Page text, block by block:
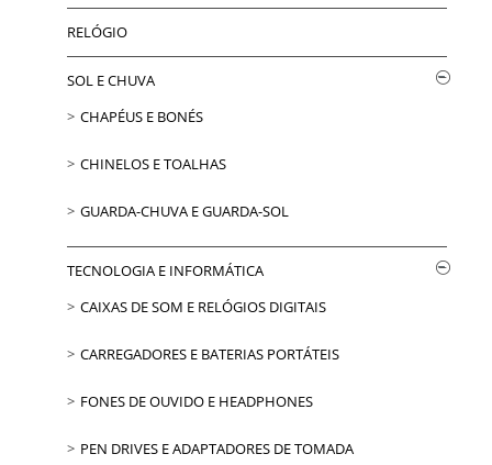
RELÓGIO
SOL E CHUVA
CHAPÉUS E BONÉS
CHINELOS E TOALHAS
GUARDA-CHUVA E GUARDA-SOL
TECNOLOGIA E INFORMÁTICA
CAIXAS DE SOM E RELÓGIOS DIGITAIS
CARREGADORES E BATERIAS PORTÁTEIS
FONES DE OUVIDO E HEADPHONES
PEN DRIVES E ADAPTADORES DE TOMADA